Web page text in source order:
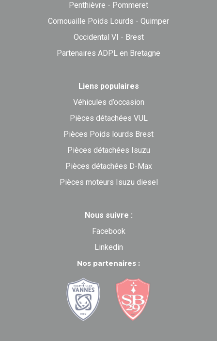
Penthièvre - Pommeret
Cornouaille Poids Lourds - Quimper
Occidental VI - Brest
Partenaires ADPL en Bretagne
Liens populaires
Véhicules d’occasion
Pièces détachées VUL
Pièces Poids lourds Brest
Pièces détachées Isuzu
Pièces détachées D-Max
Pièces moteurs Isuzu diesel
Nous suivre :
Facebook
Linkedin
Nos partenaires :